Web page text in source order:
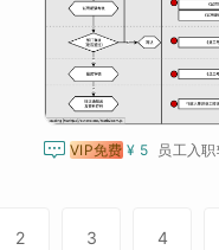
 VIP免费 ¥ 5 员工入
2 3 4